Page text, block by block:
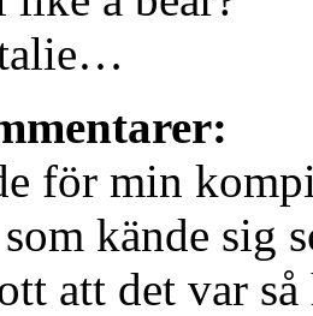
för min
kände
att det var så